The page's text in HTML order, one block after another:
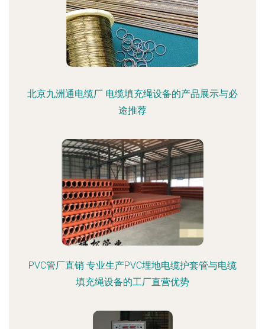
北京九洲通电缆厂 电缆填充绳设备的产品展示与必
途推荐
PVC管厂直销 专业生产PVC埋地电缆护套管与电缆
填充绳设备的工厂直营优势